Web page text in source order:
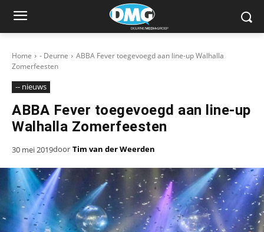
Home - Deurne
ABBA Fever toegevoegd aan line-up Walhalla
Zomerfeesten
-- nieuws
ABBA Fever toegevoegd aan line-up
Walhalla Zomerfeesten
30 mei 2019door Tim van der Weerden